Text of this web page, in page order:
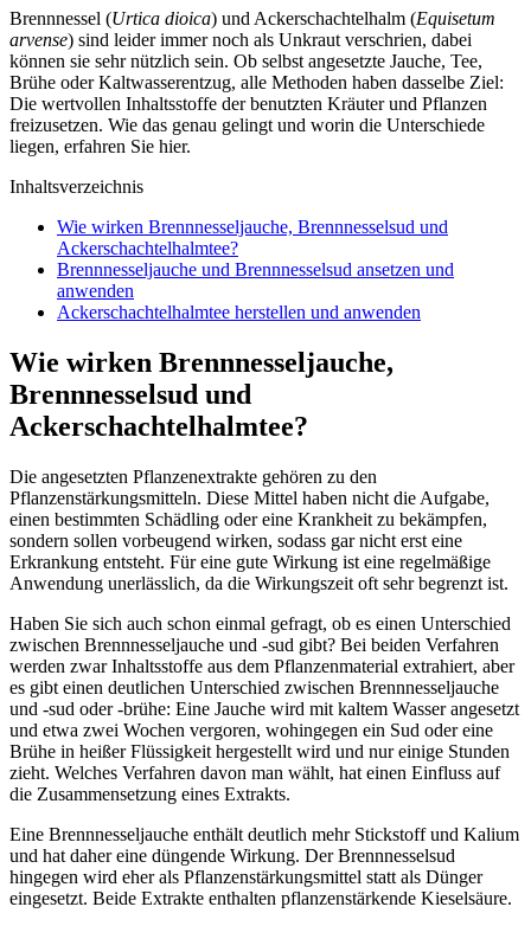
Brennnessel (Urtica dioica) und Ackerschachtelhalm (Equisetum
arvense) sind leider immer noch als Unkraut verschrien, dabei
können sie sehr nützlich sein. Ob selbst angesetzte Jauche, Tee,
Brühe oder Kaltwasserentzug, alle Methoden haben dasselbe Ziel:
Die wertvollen Inhaltsstoffe der benutzten Kräuter und Pflanzen
freizusetzen. Wie das genau gelingt und worin die Unterschiede
liegen, erfahren Sie hier.
Inhaltsverzeichnis
Wie wirken Brennnesseljauche, Brennnesselsud und
Ackerschachtelhalmtee?
Brennnesseljauche und Brennnesselsud ansetzen und
anwenden
Ackerschachtelhalmtee herstellen und anwenden
Wie wirken Brennnesseljauche,
Brennnesselsud und
Ackerschachtelhalmtee?
Die angesetzten Pflanzenextrakte gehören zu den
Pflanzenstärkungsmitteln. Diese Mittel haben nicht die Aufgabe,
einen bestimmten Schädling oder eine Krankheit zu bekämpfen,
sondern sollen vorbeugend wirken, sodass gar nicht erst eine
Erkrankung entsteht. Für eine gute Wirkung ist eine regelmäßige
Anwendung unerlässlich, da die Wirkungszeit oft sehr begrenzt ist.
Haben Sie sich auch schon einmal gefragt, ob es einen Unterschied
zwischen Brennnesseljauche und -sud gibt? Bei beiden Verfahren
werden zwar Inhaltsstoffe aus dem Pflanzenmaterial extrahiert, aber
es gibt einen deutlichen Unterschied zwischen Brennnesseljauche
und -sud oder -brühe: Eine Jauche wird mit kaltem Wasser angesetzt
und etwa zwei Wochen vergoren, wohingegen ein Sud oder eine
Brühe in heißer Flüssigkeit hergestellt wird und nur einige Stunden
zieht. Welches Verfahren davon man wählt, hat einen Einfluss auf
die Zusammensetzung eines Extrakts.
Eine Brennnesseljauche enthält deutlich mehr Stickstoff und Kalium
und hat daher eine düngende Wirkung. Der Brennnesselsud
hingegen wird eher als Pflanzenstärkungsmittel statt als Dünger
eingesetzt. Beide Extrakte enthalten pflanzenstärkende Kieselsäure.